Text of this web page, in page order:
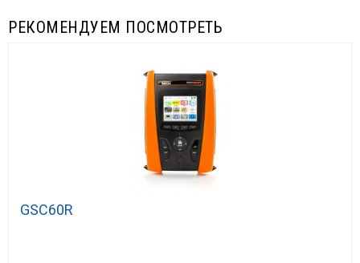
РЕКОМЕНДУЕМ ПОСМОТРЕТЬ
GSC60R